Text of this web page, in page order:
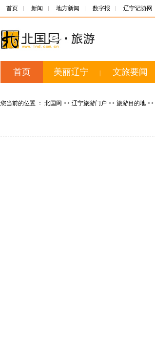
首页 新闻 地方新闻 数字报 辽宁记协网
首页 美丽辽宁 文旅要闻
您当前的位置 ： 北国网 >> 辽宁旅游门户 >> 旅游目的地 >>